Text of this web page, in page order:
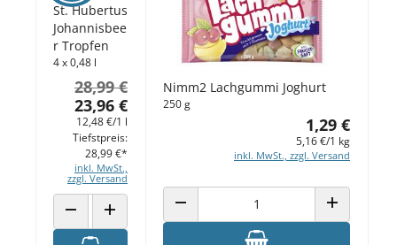
St. Hubertus
Johannisbee
r Tropfen
4 x 0,48 l
23,96 €
28,99 €
12,48 €/1 l
inkl. MwSt.,
zzgl. Versand
Tiefstpreis:
28,99 €*
ANZAHL VERRINGERN
ANZAHL ERHÖHEN
Nimm2 Lachgummi Joghurt
250 g
1,29 €
5,16 €/1 kg
inkl. MwSt., zzgl. Versand
ANZAHL VERRINGERN ANZAHL